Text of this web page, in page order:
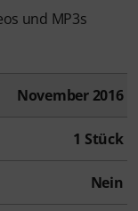
und MP3s
November 2016
1 Stück
Nein